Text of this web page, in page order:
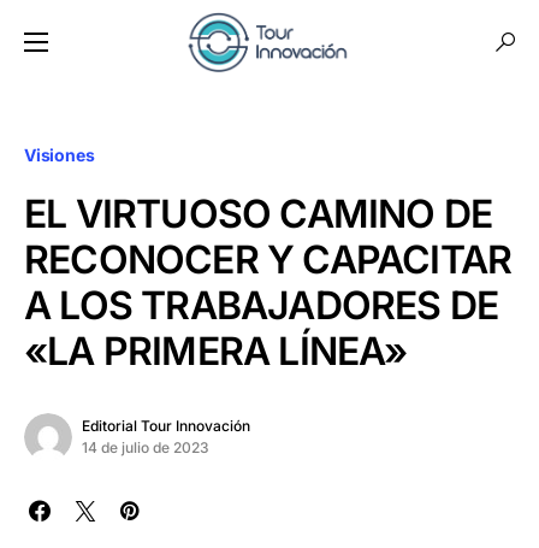
Visiones
EL VIRTUOSO CAMINO DE
RECONOCER Y CAPACITAR
A LOS TRABAJADORES DE
«LA PRIMERA LÍNEA»
Editorial Tour Innovación
14 de julio de 2023